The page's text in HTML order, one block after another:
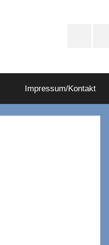
Impressum/Kontakt